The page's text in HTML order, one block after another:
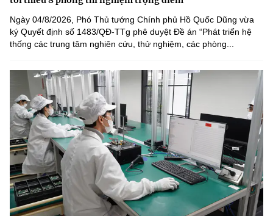
Ngày 04/8/2026, Phó Thủ tướng Chính phủ Hồ Quốc Dũng vừa
ký Quyết định số 1483/QĐ-TTg phê duyệt Đề án “Phát triển hệ
thống các trung tâm nghiên cứu, thử nghiệm, các phòng...